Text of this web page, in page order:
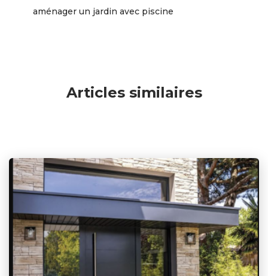
aménager un jardin avec piscine
Articles similaires